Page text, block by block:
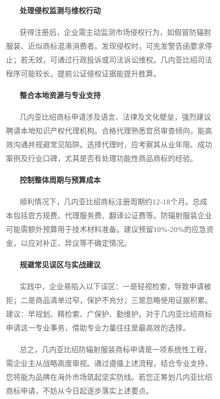
处理侵权监测与维权行动
获得注册后，企业需主动监测市场侵权行为，如假冒防辐射
服装、近似商标混淆消费者。发现侵权时，可先发警告函要求停
止；若无效，可通过行政投诉或司法诉讼维权。几内亚比绍司法
程序可能较长，提前公证侵权证据能提升胜算。
整合本地资源与专业支持
几内亚比绍商标申请涉及语言、法律及文化壁垒，强烈建议
聘请本地知识产权代理机构。合格代理熟悉官员审查倾向，能高
效沟通并规避常见陷阱。选择代理时，应考察其从业年限、成功
案例及行业口碑，尤其是否有处理功能性商品商标的经验。
控制整体周期与预算成本
顺利情况下，几内亚比绍商标注册周期约12-18个月。总成
本包括官方规费、代理服务费、翻译公证费等。防辐射服装企业
可能需额外预算用于技术材料准备。建议预留10%-20%的应急资
金，以应对补正、异议等不确定情况。
规避常见误区与实战建议
实践中，企业易陷入以下误区：一是轻视检索，导致申请被
拒；二是商品清单过窄，保护不充分；三是忽略使用证据积累。
建议：早规划、精检索、广保护、勤维护。对于几内亚比绍商标
申请这一专业事务，借助专业力量往往是最高效的选择。
总之，几内亚比绍防辐射服装商标申请是一项系统性工程，
需企业主从战略高度审视。通过遵循上述流程，结合专业支持，
您将能为品牌在海外市场筑起坚实防线。若您正筹划几内亚比绍
商标申请，不妨从今日起逐步落实上述要点。